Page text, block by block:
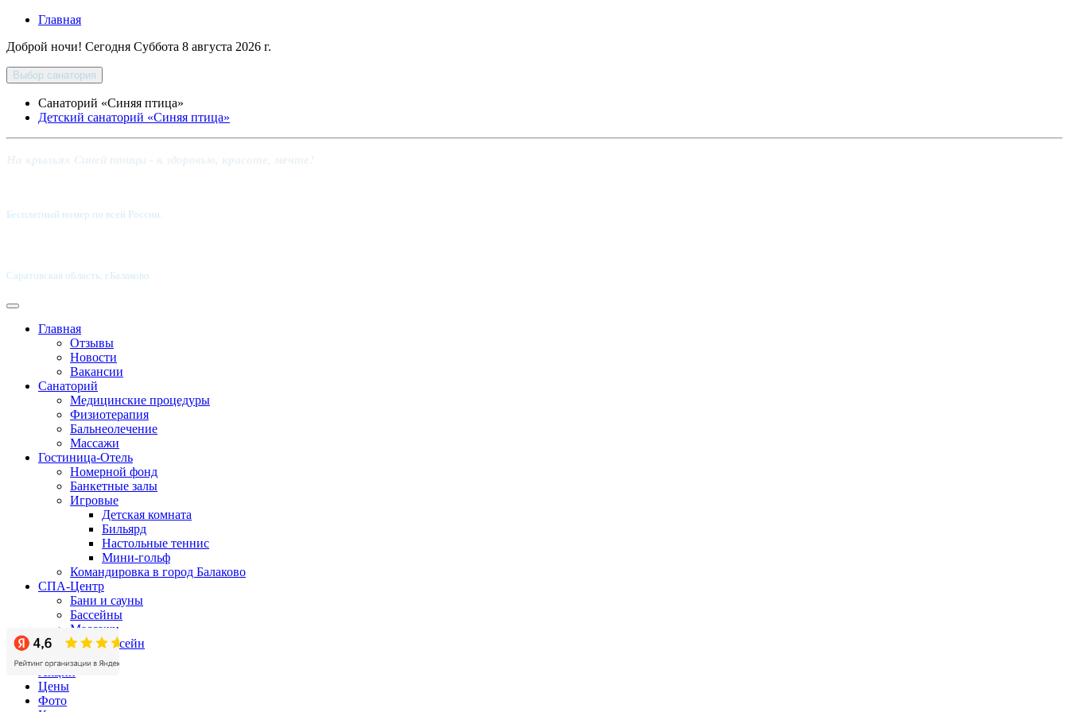
Главная
Доброй ночи! Сегодня Суббота 8 августа 2026 г.
Выбор санатория
Санаторий «Синяя птица»
Детский санаторий «Синяя птица»
Бесплатный номер по всей России:
Саратовская область, г.Балаково
Главная
Отзывы
Новости
Вакансии
Санаторий
Медицинские процедуры
Физиотерапия
Бальнеолечение
Массажи
Гостиница-Отель
Номерной фонд
Банкетные залы
Игровые
Детская комната
Бильярд
Настольные теннис
Мини-гольф
Командировка в город Балаково
СПА-Центр
Бани и сауны
Бассейны
Массажи
СПА-бассейн
Бизнес-центр
Акции
Цены
Фото